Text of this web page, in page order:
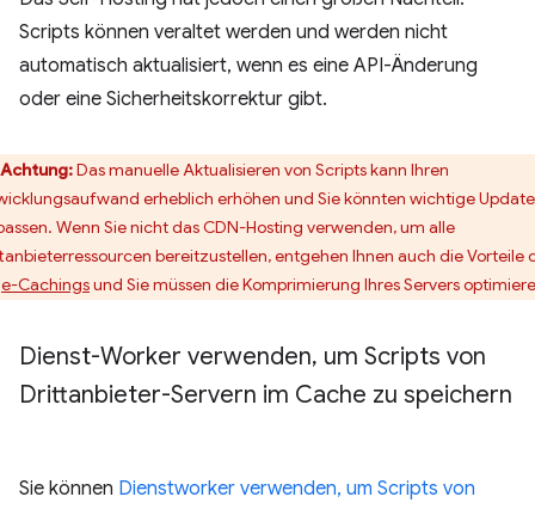
Scripts können veraltet werden und werden nicht
automatisch aktualisiert, wenn es eine API-Änderung
oder eine Sicherheitskorrektur gibt.
Achtung:Das manuelle Aktualisieren von Scripts kann Ihren
erheblich erhöhen und Sie könnten wichtige
Wenn Sie nicht das CDN-Hosting verwenden, um alle
bereitzustellen, entgehen Ihnen auch die Vorteile
Cachingsund Sie müssen die Komprimierung Ihres Servers
Dienst-Worker verwenden, um Scripts von
Drittanbieter-Servern im Cache zu speichern
Sie können Dienstworker verwenden, um Scripts von